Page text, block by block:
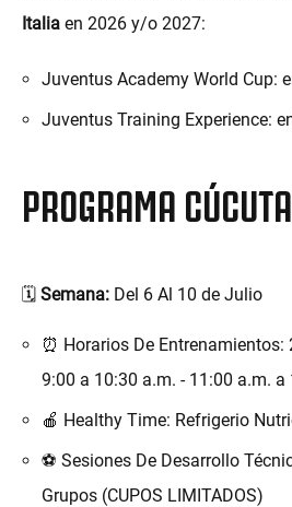
Italia en 2026 y/o 2027:
Juventus Academy World Cup:
Juventus Training Experience:
PROGRAMA
🗓️ Semana: Del 6 Al 10 de Julio
⏰ Horarios De Entrenamientos:
9:00 a 10:30 a.m. - 11:00 a.m. a
🍎 Healthy Time: Refrigerio
⚽️ Sesiones De Desarrollo
Grupos (CUPOS LIMITADOS)